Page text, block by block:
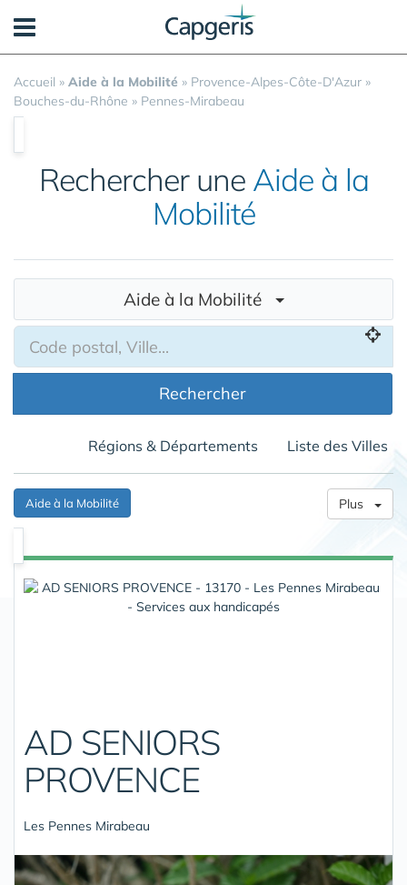
Accueil » Aide à la Mobilité » Provence-Alpes-Côte-D'Azur »
Bouches-du-Rhône » Pennes-Mirabeau
Rechercher une Aide à la
Mobilité
Aide à la Mobilité
Rechercher
Régions & Départements Liste des Villes
Aide à la Mobilité Plus
AD SENIORS
PROVENCE
Les Pennes Mirabeau